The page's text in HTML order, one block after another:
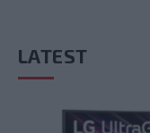
LATEST